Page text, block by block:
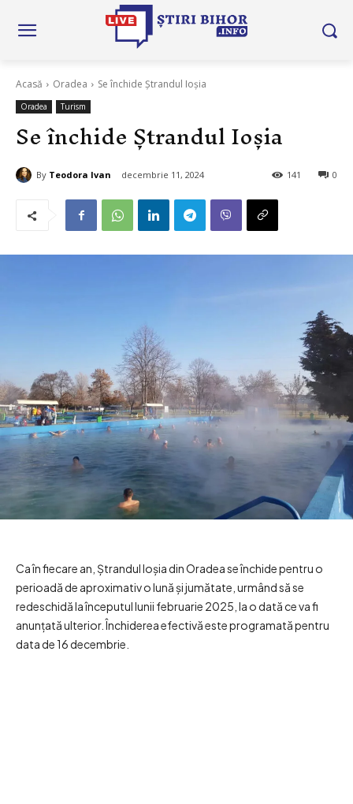
Acasă Oradea Se închide Ștrandul Ioșia
Oradea Turism
Se închide Ștrandul Ioșia
By Teodora Ivan decembrie 11, 2024 0
141
Ca în fiecare an, Ștrandul Ioșia din Oradea se închide pentru o
perioadă de aproximativ o lună și jumătate, urmând să se
redeschidă la începutul lunii februarie 2025, la o dată ce va fi
anunțată ulterior. Închiderea efectivă este programată pentru
data de 16 decembrie.